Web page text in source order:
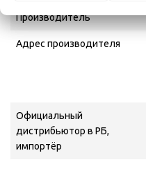
Производитель
Адрес производителя
Официальный
дистрибьютор в РБ,
импортёр